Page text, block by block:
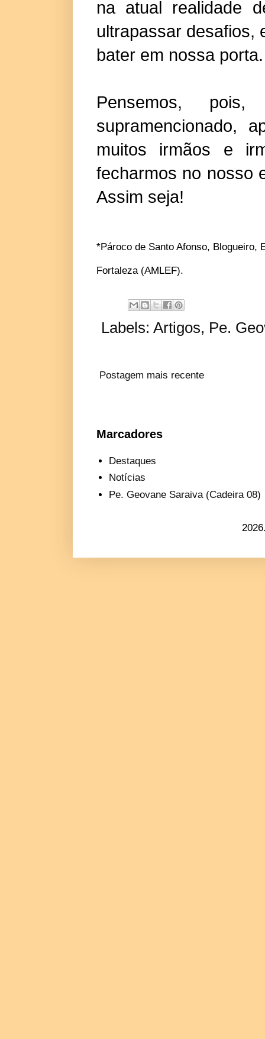
na atual realidade
ultrapassar desafios,
bater em nossa porta.
Pensemos,
supramencionado,
muitos irmãos e
fecharmos no nosso
Assim seja!
*Pároco de Santo Afonso, Blogueiro,
Fortaleza (AMLEF).
Labels: Artigos, Pe.
Postagem mais recente
Marcadores
Destaques
Notícias
Pe. Geovane Saraiva (Cadeira 08)